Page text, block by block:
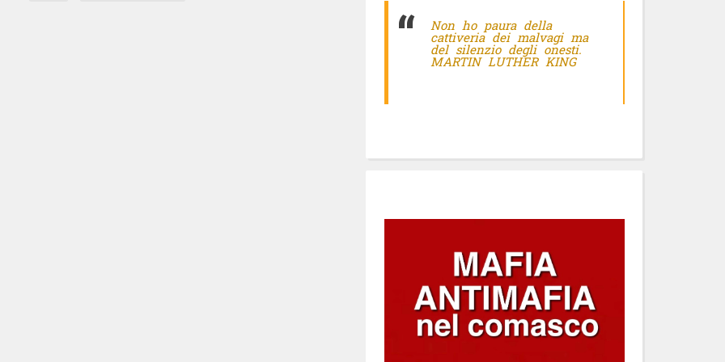
Non ho paura della
cattiveria dei malvagi ma
del silenzio degli onesti.
MARTIN LUTHER KING